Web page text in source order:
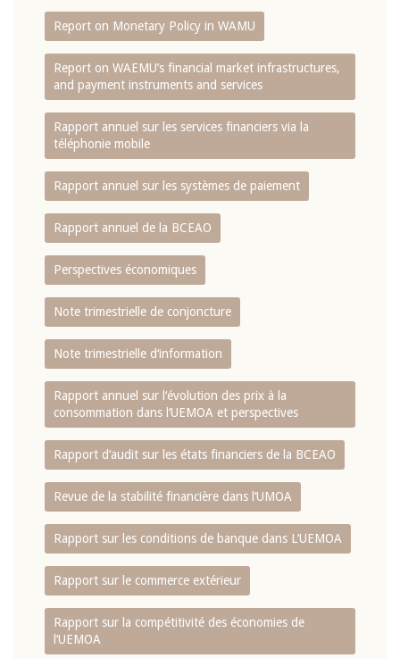
Report on Monetary Policy in WAMU
Report on WAEMU’s financial market infrastructures,
and payment instruments and services
Rapport annuel sur les services financiers via la
téléphonie mobile
Rapport annuel sur les systèmes de paiement
Rapport annuel de la BCEAO
Perspectives économiques
Note trimestrielle de conjoncture
Note trimestrielle d‘information
Rapport annuel sur l‘évolution des prix à la
consommation dans l‘UEMOA et perspectives
Rapport d‘audit sur les états financiers de la BCEAO
Revue de la stabilité financière dans l‘UMOA
Rapport sur les conditions de banque dans L‘UEMOA
Rapport sur le commerce extérieur
Rapport sur la compétitivité des économies de
l‘UEMOA